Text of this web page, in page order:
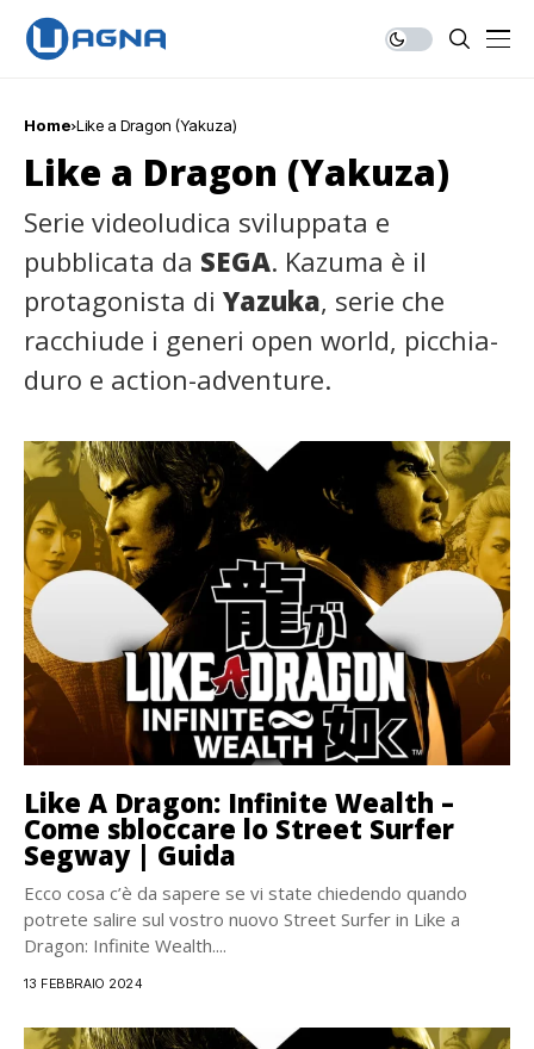
Home Like a Dragon (Yakuza)
Like a Dragon (Yakuza)
Serie videoludica sviluppata e
pubblicata da SEGA. Kazuma è il
protagonista di Yazuka, serie che
racchiude i generi open world, picchia-
duro e action-adventure.
Like A Dragon: Infinite Wealth –
Come sbloccare lo Street Surfer
Segway | Guida
Ecco cosa c’è da sapere se vi state chiedendo quando
potrete salire sul vostro nuovo Street Surfer in Like a
Dragon: Infinite Wealth....
13 FEBBRAIO 2024